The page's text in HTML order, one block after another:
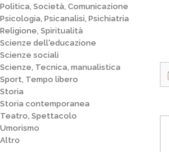
Politica, Società, Comunicazione
Psicologia, Psicanalisi, Psichiatria
Religione, Spiritualità
Scienze dell'educazione
Scienze sociali
Scienze, Tecnica, manualistica
Sport, Tempo libero
Storia
Storia contemporanea
Teatro, Spettacolo
Umorismo
Altro